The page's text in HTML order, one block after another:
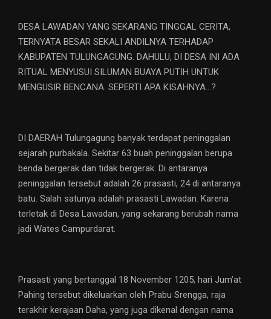
DESA LAWADAN YANG SEKARANG TINGGAL CERITA,
TERNYATA BESAR SEKALI ANDILNYA TERHADAP
KABUPATEN TULUNGAGUNG. DAHULU, DI DESA INI ADA
RITUAL MENYUSUI SILUMAN BUAYA PUTIH UNTUK
MENGUSIR BENCANA. SEPERTI APA KISAHNYA…?
DI DAERAH Tulungagung banyak terdapat peninggalan
sejarah purbakala. Sekitar 63 buah peninggalan berupa
benda bergerak dan tidak bergerak. Di antaranya
peninggalan tersebut adalah 26 prasasti, 24 di antaranya
batu. Salah satunya adalah prasasti Lawadan. Karena
terletak di Desa Lawadan, yang sekarang berubah nama
jadi Wates Campurdarat.
Prasasti yang bertanggal 18 November 1205, hari Jum’at
Pahing tersebut dikeluarkan oleh Prabu Srengga, raja
terakhir kerajaan Daha, yang juga dikenal dengan nama